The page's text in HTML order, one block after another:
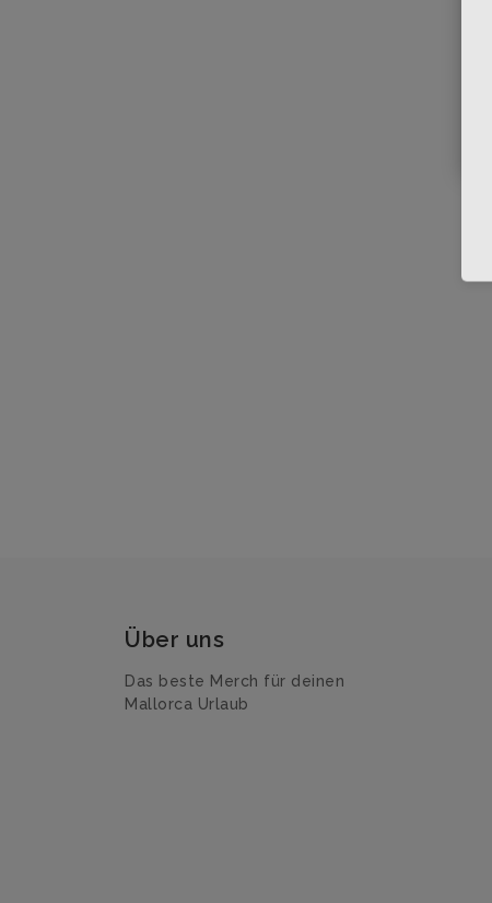
Über uns
Das beste Merch für deinen
Mallorca Urlaub